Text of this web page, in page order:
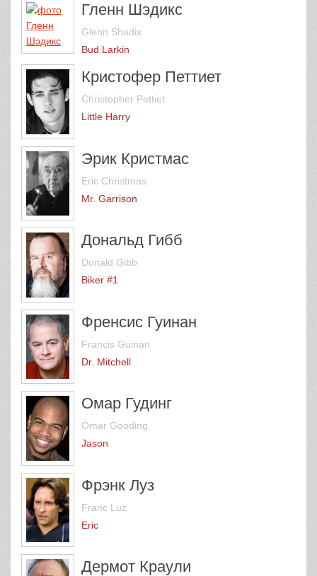
Гленн Шэдикс
Glenn Shadix
Bud Larkin
Кристофер Петтиет
Christopher Pettiet
Little Harry
Эрик Кристмас
Eric Christmas
Mr. Garrison
Дональд Гибб
Donald Gibb
Biker #1
Френсис Гуинан
Francis Guinan
Dr. Mitchell
Омар Гудинг
Omar Gooding
Jason
Фрэнк Луз
Franc Luz
Eric
Дермот Краули